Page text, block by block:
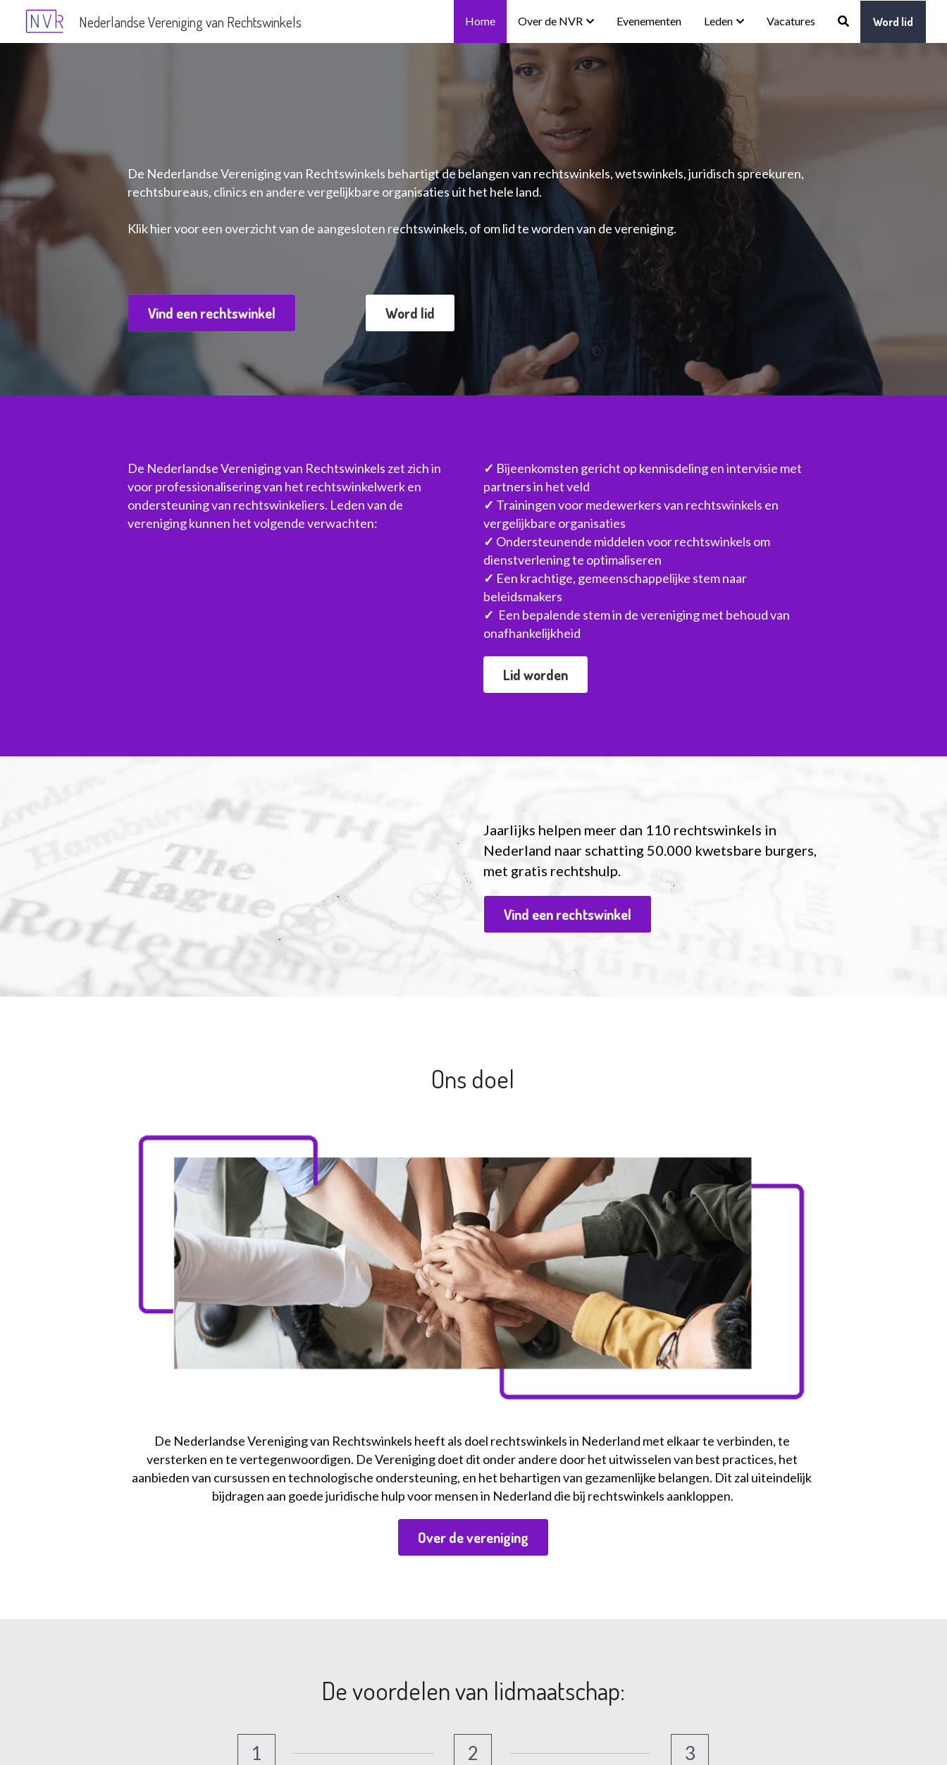
Nederlandse Vereniging van Rechtswinkels Home Over de NVR Evenementen Leden Vacatures Word lid
De Nederlandse Vereniging van Rechtswinkels behartigt de belangen van rechtswinkels, wetswinkels, juridisch spreekuren,
rechtsbureaus, clinics en andere vergelijkbare organisaties uit het hele land.
Klik hier voor een overzicht van de aangesloten rechtswinkels, of om lid te worden van de vereniging.
Vind een rechtswinkel Word lid
De Nederlandse Vereniging van Rechtswinkels zet zich in
voor professionalisering van het rechtswinkelwerk en
ondersteuning van rechtswinkeliers. Leden van de
vereniging kunnen het volgende verwachten:
✓ Bijeenkomsten gericht op kennisdeling en intervisie met
partners in het veld
✓ Trainingen voor medewerkers van rechtswinkels en
vergelijkbare organisaties
✓ Ondersteunende middelen voor rechtswinkels om
dienstverlening te optimaliseren
✓ Een krachtige, gemeenschappelijke stem naar
beleidsmakers
✓ Een bepalende stem in de vereniging met behoud van
onafhankelijkheid
Lid worden
Jaarlijks helpen meer dan 110 rechtswinkels in
Nederland naar schatting 50.000 kwetsbare burgers,
met gratis rechtshulp.
Vind een rechtswinkel
Ons doel
De Nederlandse Vereniging van Rechtswinkels heeft als doel rechtswinkels in Nederland met elkaar te verbinden, te
versterken en te vertegenwoordigen. De Vereniging doet dit onder andere door het uitwisselen van best practices, het
aanbieden van cursussen en technologische ondersteuning, en het behartigen van gezamenlijke belangen. Dit zal uiteindelijk
bijdragen aan goede juridische hulp voor mensen in Nederland die bij rechtswinkels aankloppen.
Over de vereniging
De voordelen van lidmaatschap:
1 2 3